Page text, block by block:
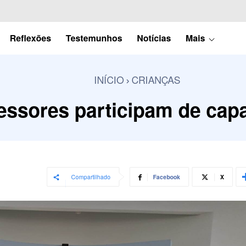
Reflexões Testemunhos Notícias Mais
INÍCIO CRIANÇAS
participam de
Compartilhado Facebook X